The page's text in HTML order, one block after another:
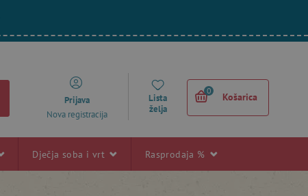
Prijava
Nova registracija
Lista
želja
0
Košarica
Dječja soba i vrt Rasprodaja %